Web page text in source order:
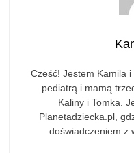
Cześć! Jestem Kamila
pediatrą i mamą
Kaliny i Tomka.
Planetadziecka.pl,
doświadczeniem z